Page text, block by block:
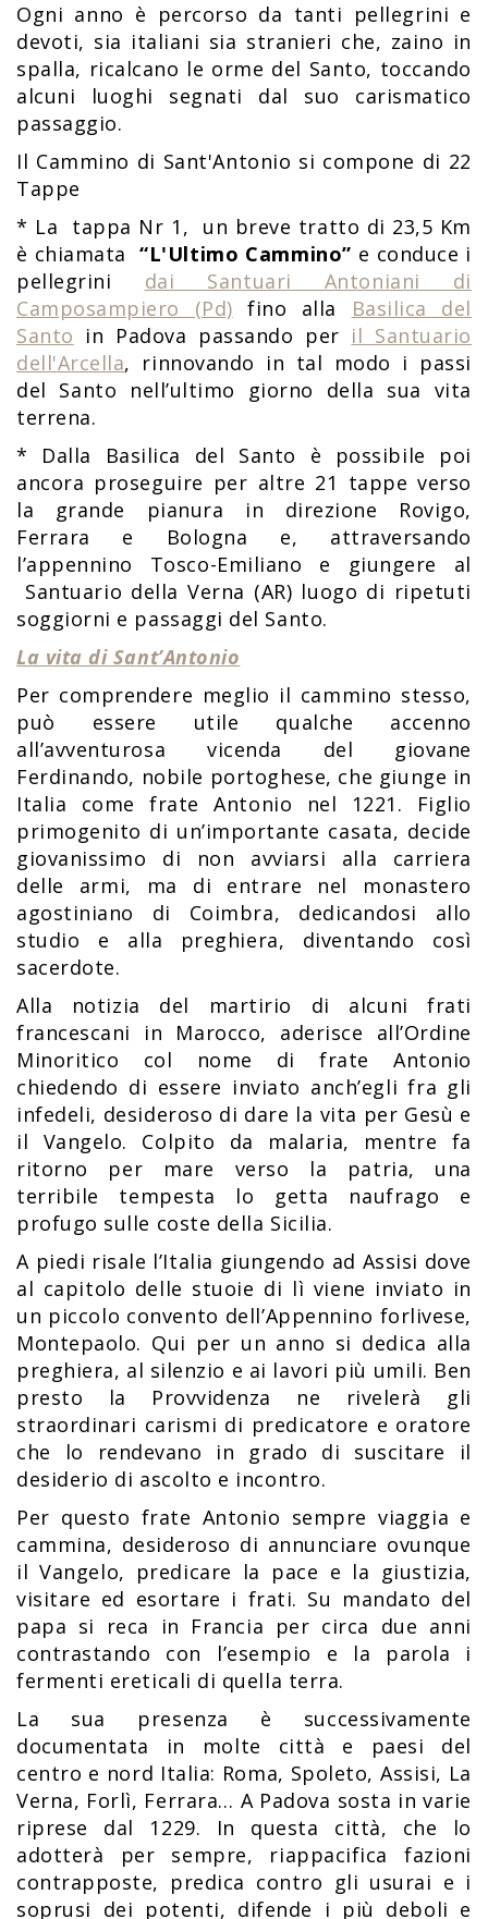
Ogni anno è percorso da tanti pellegrini e
devoti, sia italiani sia stranieri che, zaino in
spalla, ricalcano le orme del Santo, toccando
alcuni luoghi segnati dal suo carismatico
passaggio.
Il Cammino di Sant'Antonio si compone di 22
Tappe
* La tappa Nr 1, un breve tratto di 23,5 Km
è chiamata“L'Ultimo Cammino” e conduce i
pellegrini dai Santuari Antoniani di
Camposampiero (Pd) fino alla
Basilica del
Santo in Padova passando per il Santuario
dell'Arcella, rinnovando in tal modo i passi
del Santo nell’ultimo giorno della sua vita
terrena.
* Dalla Basilica del Santo è possibile poi
ancora proseguire per altre 21 tappe verso
la grande pianura in direzione Rovigo,
Ferrara e Bologna e, attraversando
l’appennino Tosco-Emiliano e giungere al
Santuario della Verna (AR) luogo di ripetuti
soggiorni e passaggi del Santo.
La vita di Sant’Antonio
Per comprendere meglio il cammino stesso,
può essere utile qualche accenno
all’avventurosa vicenda del giovane
Ferdinando, nobile portoghese, che giunge in
Italia come frate Antonio nel 1221. Figlio
primogenito di un’importante casata, decide
giovanissimo di non avviarsi alla carriera
delle armi, ma di entrare nel monastero
agostiniano di Coimbra, dedicandosi allo
studio e alla preghiera, diventando così
sacerdote.
Alla notizia del martirio di alcuni frati
francescani in Marocco, aderisce all’Ordine
Minoritico col nome di frate Antonio
chiedendo di essere inviato anch’egli fra gli
infedeli, desideroso di dare la vita per Gesù e
il Vangelo. Colpito da malaria, mentre fa
ritorno per mare verso la patria, una
terribile tempesta lo getta naufrago e
profugo sulle coste della Sicilia.
A piedi risale l’Italia giungendo ad Assisi dove
al capitolo delle stuoie di lì viene inviato in
un piccolo convento dell’Appennino forlivese,
Montepaolo. Qui per un anno si dedica alla
preghiera, al silenzio e ai lavori più umili. Ben
presto la Provvidenza ne rivelerà gli
straordinari carismi di predicatore e oratore
che lo rendevano in grado di suscitare il
desiderio di ascolto e incontro.
Per questo frate Antonio sempre viaggia e
cammina, desideroso di annunciare ovunque
il Vangelo, predicare la pace e la giustizia,
visitare ed esortare i frati. Su mandato del
papa si reca in Francia per circa due anni
contrastando con l’esempio e la parola i
fermenti ereticali di quella terra.
La sua presenza è successivamente
documentata in molte città e paesi del
centro e nord Italia: Roma, Spoleto, Assisi, La
Verna, Forlì, Ferrara… A Padova sosta in varie
riprese dal 1229. In questa città, che lo
adotterà per sempre, riappacifica fazioni
contrapposte, predica contro gli usurai e i
soprusi dei potenti, difende i più deboli e